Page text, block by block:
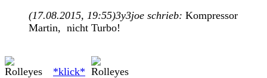
(17.08.2015, 19:55)3y3joe schrieb: Kompressor
Martin, nicht Turbo!
*klick*